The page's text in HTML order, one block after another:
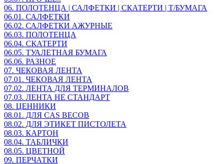
06. ПОЛОТЕНЦА | САЛФЕТКИ | СКАТЕРТИ | Т/БУМАГА
06.01. САЛФЕТКИ
06.02. САЛФЕТКИ АЖУРНЫЕ
06.03. ПОЛОТЕНЦА
06.04. СКАТЕРТИ
06.05. ТУАЛЕТНАЯ БУМАГА
06.06. РАЗНОЕ
07. ЧЕКОВАЯ ЛЕНТА
07.01. ЧЕКОВАЯ ЛЕНТА
07.02. ЛЕНТА ДЛЯ ТЕРМИНАЛОВ
07.03. ЛЕНТА НЕ СТАНДАРТ
08. ЦЕННИКИ
08.01. ДЛЯ CAS ВЕСОВ
08.02. ДЛЯ ЭТИКЕТ ПИСТОЛЕТА
08.03. КАРТОН
08.04. ТАБЛИЧКИ
08.05. ЦВЕТНОЙ
09. ПЕРЧАТКИ